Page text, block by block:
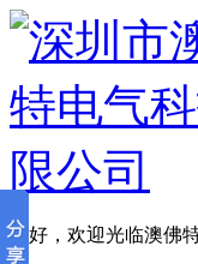
您好，欢迎光临澳佛